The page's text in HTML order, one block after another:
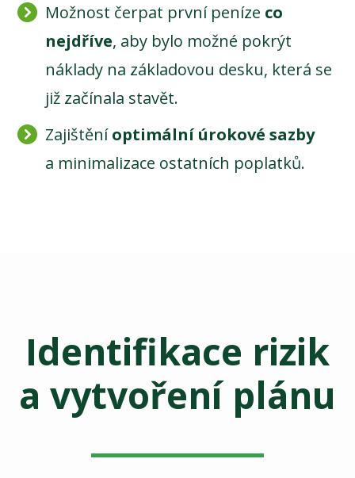
Možnost čerpat první peníze co
nejdříve, aby bylo možné pokrýt
náklady na základovou desku, která se
již začínala stavět.
Zajištěníoptimální úrokové sazby
a minimalizace ostatních poplatků.
Identifikace rizik
a vytvoření plánu